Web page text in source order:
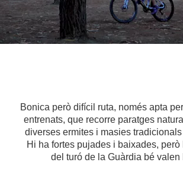
Bonica però difícil ruta, només apta
entrenats, que recorre paratges
diverses ermites i masies
Hi ha fortes pujades i baixades, però
del turó de la Guàrdia bé valen